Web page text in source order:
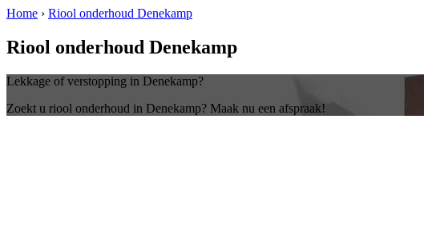
Home › Riool onderhoud Denekamp
Riool onderhoud Denekamp
Lekkage of verstopping in Denekamp?
Zoekt u riool onderhoud in Denekamp? Maak nu een afspraak!